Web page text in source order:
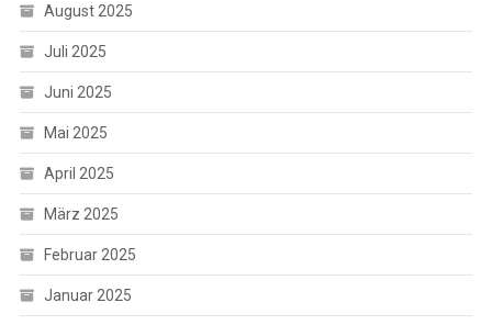
August 2025
Juli 2025
Juni 2025
Mai 2025
April 2025
März 2025
Februar 2025
Januar 2025